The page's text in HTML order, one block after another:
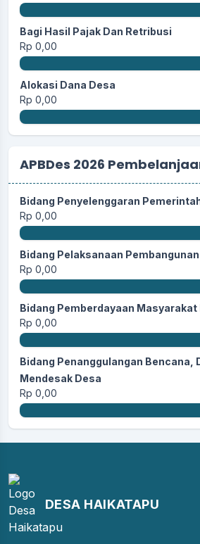
Bagi Hasil Pajak Dan Retribusi
Rp 0,00
Alokasi Dana Desa
Rp 0,00
APBDes 2026
Bidang Penyelenggaran
Rp 0,00
Bidang Pelaksanaan
Rp 0,00
Bidang Pemberdayaan Masyarakat
Rp 0,00
Bidang Penanggulangan Bencana,
Mendesak Desa
Rp 0,00
DESA HAIKATAPU